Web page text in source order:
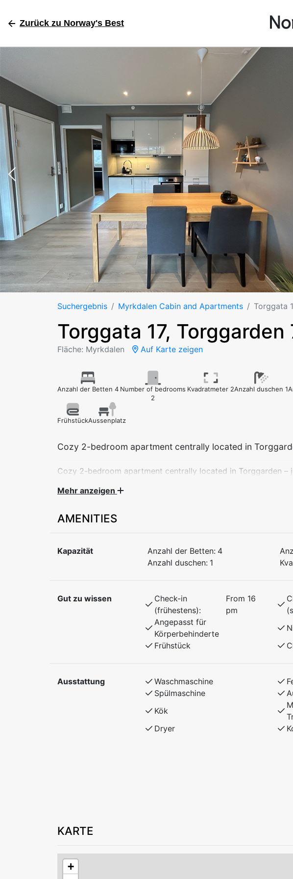
Zurück zu Norway's Best
Suchergebnis Myrkdalen Cabin and Apartments Torggata
Torggata 17, Torggarden
Fläche: Myrkdalen Auf Karte zeigen
Anzahl der Betten 4 Number of bedrooms
2
Kvadratmeter 2Anzahl duschen 1
FrühstückAussenplatz
Cozy 2-bedroom apartment centrally located in
Cozy 2-bedroom apartment centrally located in Torggarden –
Myrkdalen.
The apartment includes:
The apartment is well-equipped for a comfortable stay, with
adventures
Mehr anzeigen
AMENITIES
Kapazität Anzahl der Betten: 4
Anzahl duschen: 1
Gut zu wissen
Check-in
(frühestens):
From 16
pm
Angepasst für
Körperbehinderte
Frühstück
Ausstattung Waschmaschine
Spülmaschine
Kök
Dryer
KARTE
+